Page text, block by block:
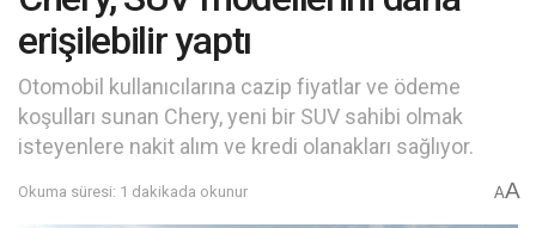
erişilebilir yaptı
Otomobil kullanıcılarına cazip fiyatlar ve ödeme
koşulları sunan Chery, yeni bir SUV sahibi olmak
isteyenlere nakit alım ve kredi olanakları sağlıyor.
Okuma süresi: 1 dakikada okunur AA